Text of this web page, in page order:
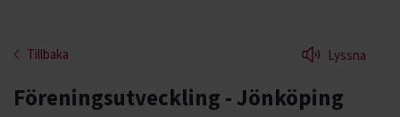
Tillbaka Lyssna
Föreningsutveckling - Jönköping